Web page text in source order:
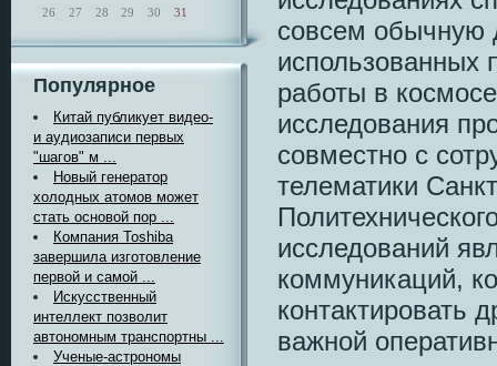
26 27 28 29 30 31
Популярное
Китай публикует видео-
и аудиозаписи первых
"шагов" м ...
Новый генератор
холодных атомов может
стать основой пор ...
Компания Toshiba
завершила изготовление
первой и самой ...
Искусственный
интеллект позволит
автономным транспортны ...
Ученые-астрономы
совсем обычную
использованных
работы в
исследования
совместно с
телематики
исследований
коммуникаций,
контактировать
важной